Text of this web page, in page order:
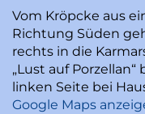
Vom Kröpcke aus
Richtung Süden
rechts in die
„Lust auf
linken Seite bei
Google Maps